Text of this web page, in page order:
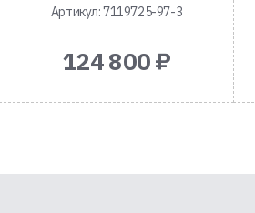
Артикул: 7119725-97-3
124 800 ₽